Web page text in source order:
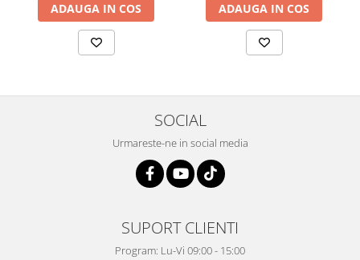
ADAUGA IN COS ADAUGA IN COS
SOCIAL
Urmareste-ne in social media
SUPORT CLIENTI
Program: Lu-Vi 09:00 - 15:00